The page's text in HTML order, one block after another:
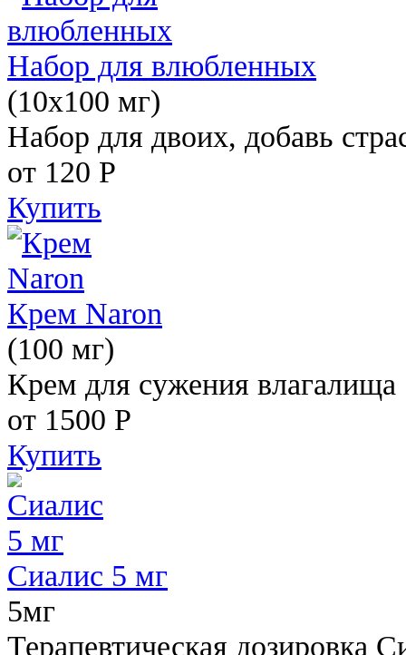
Набор для влюбленных
(10х100 мг)
Набор для двоих, добавь
от 120 Р
Купить
Крем Naron
(100 мг)
Крем для сужения влагалища
от 1500 Р
Купить
Сиалис 5 мг
5мг
Терапевтическая дозировка